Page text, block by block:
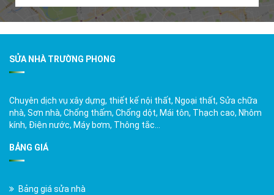
SỬA NHÀ TRƯỜNG PHONG
Chuyên dịch vụ xây dựng, thiết kế nội thất, Ngoại thất, Sửa chữa
nhà, Sơn nhà, Chống thấm, Chống dột, Mái tôn, Thạch cao, Nhôm
kính, Điện nước, Máy bơm, Thông tắc…
BẢNG GIÁ
Bảng giá sửa nhà